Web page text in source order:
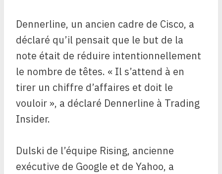
Dennerline, un ancien cadre de Cisco, a
déclaré qu’il pensait que le but de la
note était de réduire intentionnellement
le nombre de têtes. « Il s’attend à en
tirer un chiffre d’affaires et doit le
vouloir », a déclaré Dennerline à Trading
Insider.
Dulski de l’équipe Rising, ancienne
exécutive de Google et de Yahoo, a